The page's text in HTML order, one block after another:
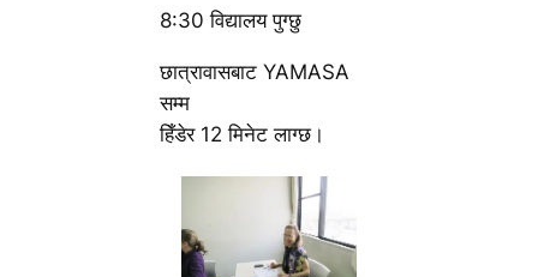
8:30 विद्यालय पुग्छु
छात्रावासबाट YAMASA
सम्म
हिँडेर 12 मिनेट लाग्छ।